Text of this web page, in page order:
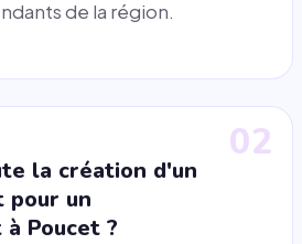
de la région.
02
la création d'un
un
Poucet ?